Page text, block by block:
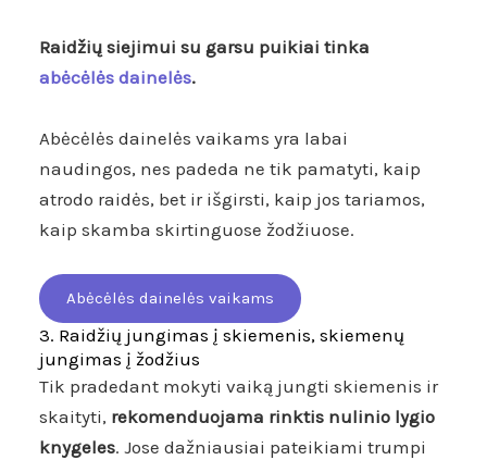
Raidžių siejimui su garsu puikiai tinka
abėcėlės dainelės.
Abėcėlės dainelės vaikams yra labai
naudingos, nes padeda ne tik pamatyti, kaip
atrodo raidės, bet ir išgirsti, kaip jos tariamos,
kaip skamba skirtinguose žodžiuose.
Abėcėlės dainelės vaikams
3. Raidžių jungimas į skiemenis, skiemenų
jungimas į žodžius
Tik pradedant mokyti vaiką jungti skiemenis ir
skaityti, rekomenduojama rinktis nulinio lygio
knygeles. Jose dažniausiai pateikiami trumpi